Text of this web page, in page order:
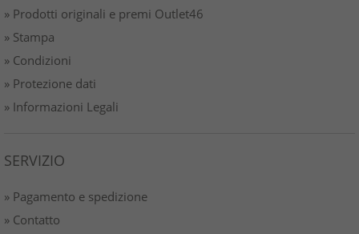
» Prodotti originali e premi Outlet46
» Stampa
» Condizioni
» Protezione dati
» Informazioni Legali
SERVIZIO
» Pagamento e spedizione
» Contatto